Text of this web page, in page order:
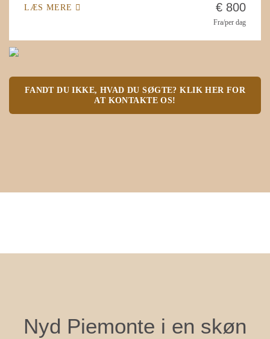
LÆS MERE € 800
Fra/per dag
FANDT DU IKKE, HVAD DU SØGTE? KLIK HER FOR
AT KONTAKTE OS!
Nyd Piemonte i en skøn